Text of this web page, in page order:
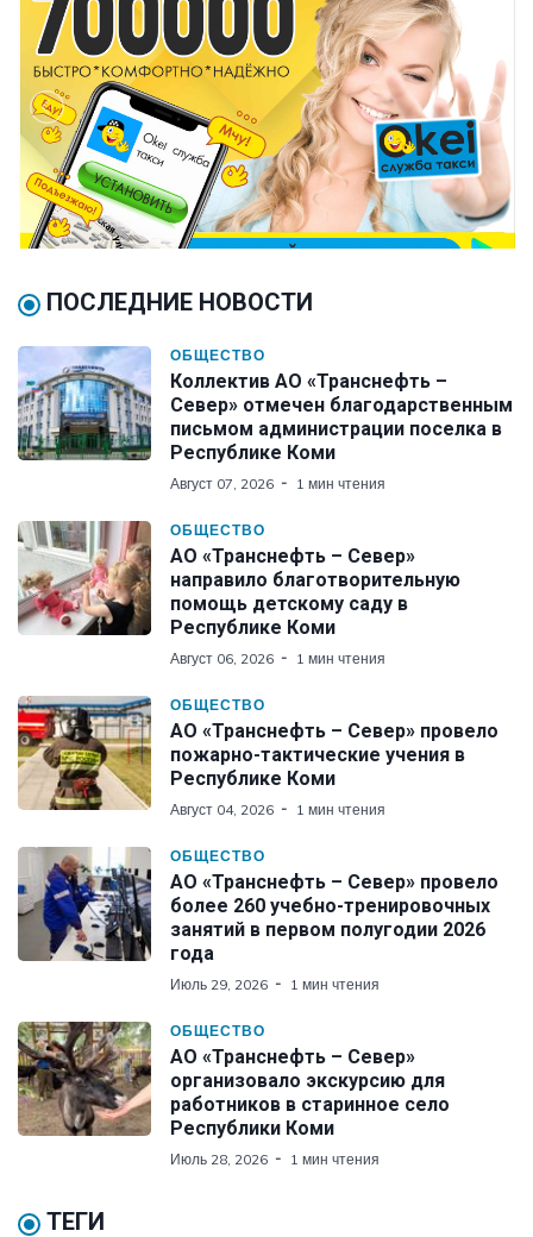
ПОСЛЕДНИЕ НОВОСТИ
ОБЩЕСТВО
Коллектив АО «Транснефть –
Север» отмечен благодарственным
письмом администрации поселка в
Республике Коми
Август 07, 2026 1 мин чтения
ОБЩЕСТВО
АО «Транснефть – Север»
направило благотворительную
помощь детскому саду в
Республике Коми
Август 06, 2026 1 мин чтения
ОБЩЕСТВО
АО «Транснефть – Север» провело
пожарно-тактические учения в
Республике Коми
Август 04, 2026 1 мин чтения
ОБЩЕСТВО
АО «Транснефть – Север» провело
более 260 учебно-тренировочных
занятий в первом полугодии 2026
года
Июль 29, 2026 1 мин чтения
ОБЩЕСТВО
АО «Транснефть – Север»
организовало экскурсию для
работников в старинное село
Республики Коми
Июль 28, 2026 1 мин чтения
ТЕГИ